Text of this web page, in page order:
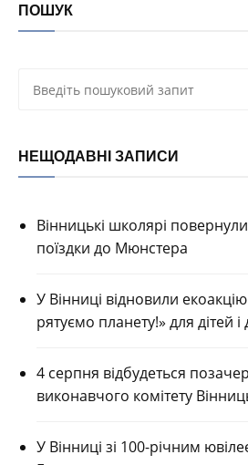
ПОШУК
НЕЩОДАВНІ ЗАПИСИ
Вінницькі школярі
поїздки до Мюнстера
У Вінниці відновили
рятуємо планету!» для дітей
4 серпня відбудеться
виконавчого комітету
У Вінниці зі 100-річним